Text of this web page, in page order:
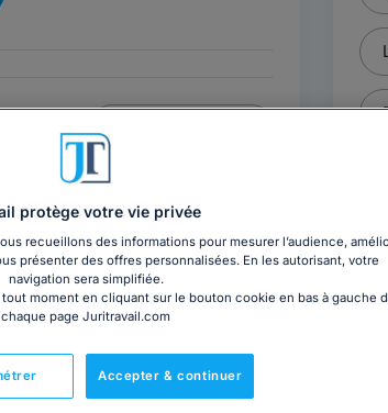
cabinet à La Valette-
vous sous 48 heures.
protège votre vie privée
recueillons des informations pour mesurer l’audience,
présenter des offres personnalisées. En les autorisant, votre
navigation sera simplifiée.
tout moment en cliquant sur le bouton cookie en bas à gauche
chaque page Juritravail.com
Accepter & continuer